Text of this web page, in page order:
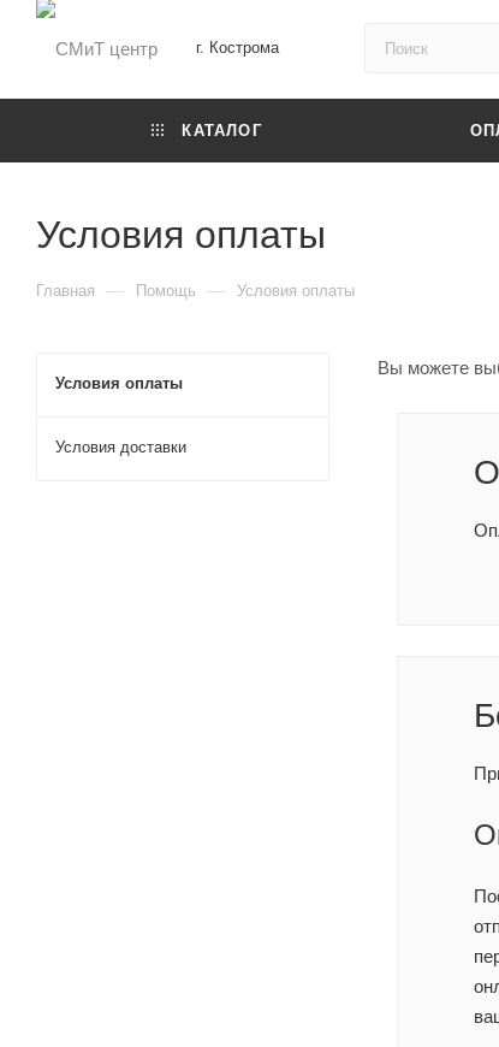
г. Кострома
КАТАЛОГ
Условия оплаты
Главная — Помощь — Условия оплаты
Вы можете
Условия оплаты
Условия доставки